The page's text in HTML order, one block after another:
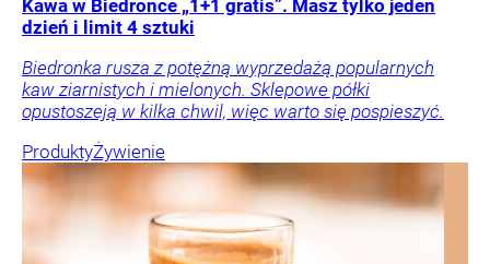
Kawa w Biedronce „1+1 gratis”. Masz tylko jeden
dzień i limit 4 sztuki
Biedronka rusza z potężną wyprzedażą popularnych
kaw ziarnistych i mielonych. Sklepowe półki
opustoszeją w kilka chwil, więc warto się pospieszyć.
ProduktyŻywienie